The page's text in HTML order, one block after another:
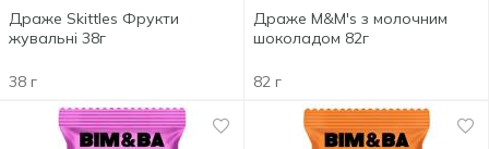
Драже Skittles Фрукти
жувальні 38г
38 г
Драже M&M's з молочним
шоколадом 82г
82 г